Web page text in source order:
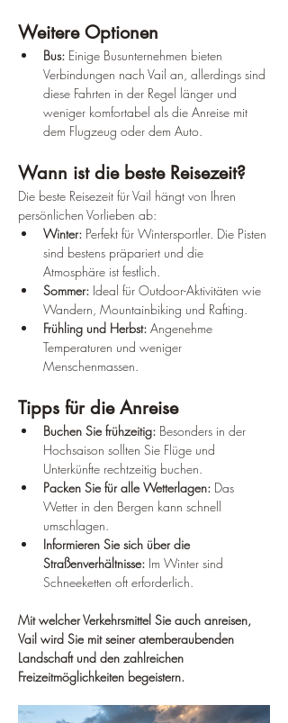
Weitere Optionen
Bus: Einige Busunternehmen bieten
Verbindungen nach Vail an, allerdings sind
diese Fahrten in der Regel länger und
weniger komfortabel als die Anreise mit
dem Flugzeug oder dem Auto.
Wann ist die beste Reisezeit?
Die beste Reisezeit für Vail hängt von Ihren
persönlichen Vorlieben ab:
Winter: Perfekt für Wintersportler. Die Pisten
sind bestens präpariert und die
Atmosphäre ist festlich.
Sommer: Ideal für Outdoor-Aktivitäten wie
Wandern, Mountainbiking und Rafting.
Frühling und Herbst: Angenehme
Temperaturen und weniger
Menschenmassen.
Tipps für die Anreise
Buchen Sie frühzeitig: Besonders in der
Hochsaison sollten Sie Flüge und
Unterkünfte rechtzeitig buchen.
Packen Sie für alle Wetterlagen: Das
Wetter in den Bergen kann schnell
umschlagen.
Informieren Sie sich über die
Straßenverhältnisse: Im Winter sind
Schneeketten oft erforderlich.
Mit welcher Verkehrsmittel Sie auch anreisen,
Vail wird Sie mit seiner atemberaubenden
Landschaft und den zahlreichen
Freizeitmöglichkeiten begeistern.